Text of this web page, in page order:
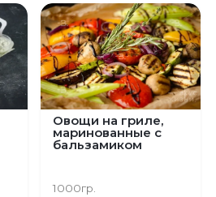
Овощи на гриле,
маринованные с
бальзамиком
1000гр.